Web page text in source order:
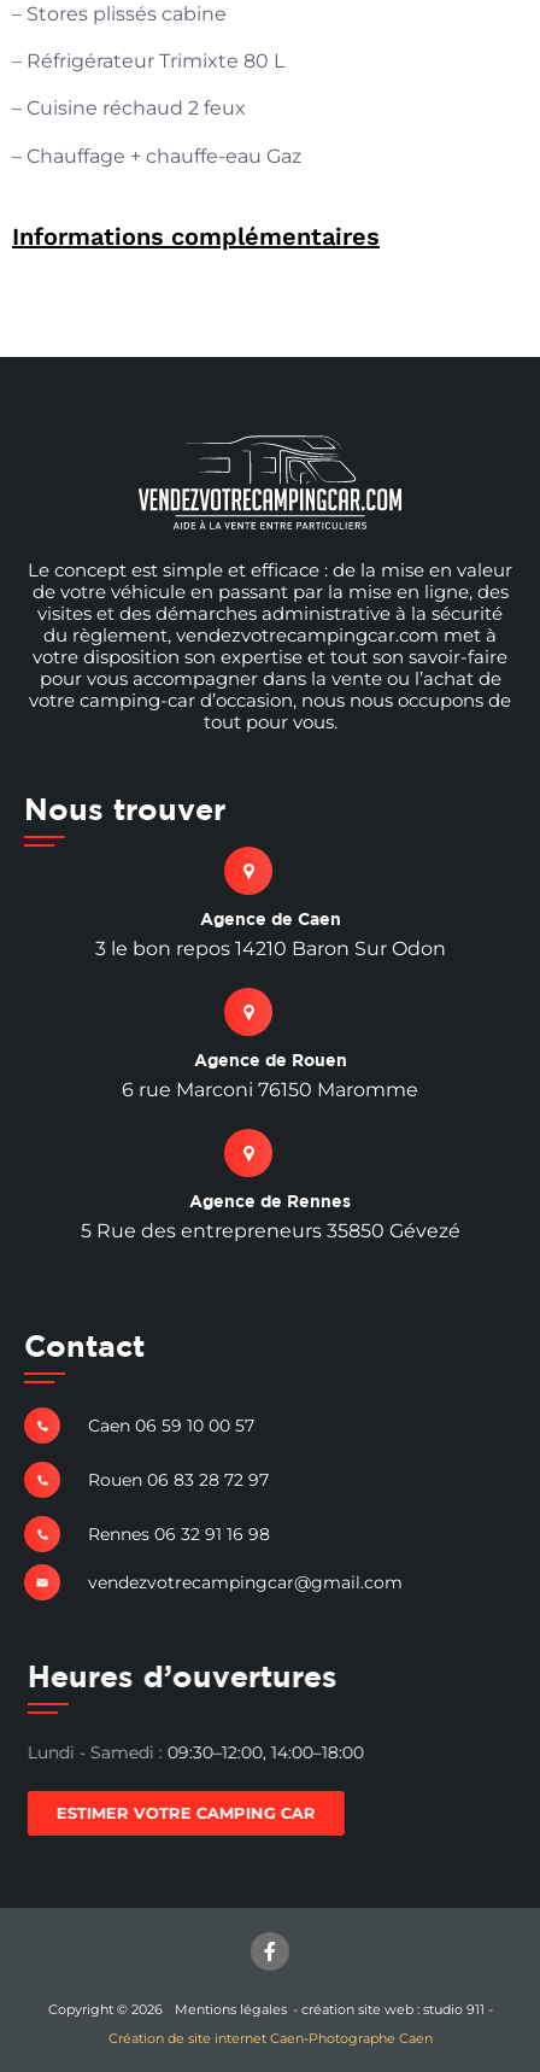
– Stores plissés cabine
– Réfrigérateur Trimixte 80 L
– Cuisine réchaud 2 feux
– Chauffage + chauffe-eau Gaz
Informations complémentaires
Le concept est simple et efficace : de la mise en valeur
de votre véhicule en passant par la mise en ligne, des
visites et des démarches administrative à la sécurité
du règlement, vendezvotrecampingcar.com met à
votre disposition son expertise et tout son savoir-faire
pour vous accompagner dans la vente ou l’achat de
votre camping-car d’occasion, nous nous occupons de
tout pour vous.
Nous trouver
Agence de Caen
3 le bon repos 14210 Baron Sur Odon
Agence de Rouen
6 rue Marconi 76150 Maromme
Agence de Rennes
5 Rue des entrepreneurs 35850 Gévezé
Contact
Caen 06 59 10 00 57
Rouen 06 83 28 72 97
Rennes 06 32 91 16 98
vendezvotrecampingcar@gmail.com
Heures d’ouvertures
Lundi - Samedi : 09:30–12:00, 14:00–18:00
ESTIMER VOTRE CAMPING CAR
Copyright © 2026 Mentions légales - création site web : studio 911 -
Création de site internet Caen-Photographe Caen